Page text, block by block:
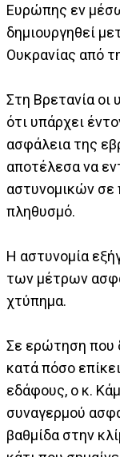
Ευρώπης εν
δημιουργηθεί
Ουκρανίας από
Στη Βρετανία οι
ότι υπάρχει
ασφάλεια της
αποτέλεσα να
αστυνομικών σε
πληθυσμό.
Η αστυνομία
των μέτρων
χτύπημα.
Σε ερώτηση που
κατά πόσο
εδάφους, ο κ.
συναγερμού
βαθμίδα στην